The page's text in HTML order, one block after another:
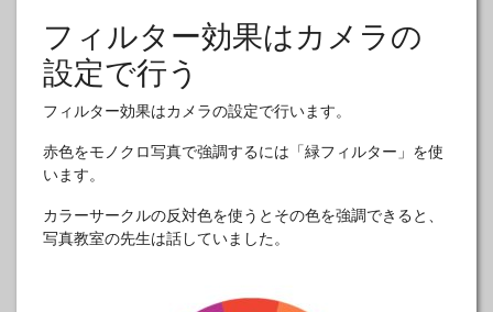
フィルター効果はカメラの
設定で行う
フィルター効果はカメラの設定で行います。
赤色をモノクロ写真で強調するには「緑フィルター」を使
います。
カラーサークルの反対色を使うとその色を強調できると、
写真教室の先生は話していました。